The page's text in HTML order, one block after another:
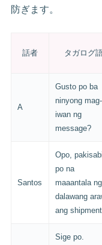
防ぎます。
話者 タガログ
A
Gusto po ba
ninyong mag-
iwan ng
message?
Santos
Opo, pakisabi
po na
maaantala ng
dalawang
ang
Sige po.